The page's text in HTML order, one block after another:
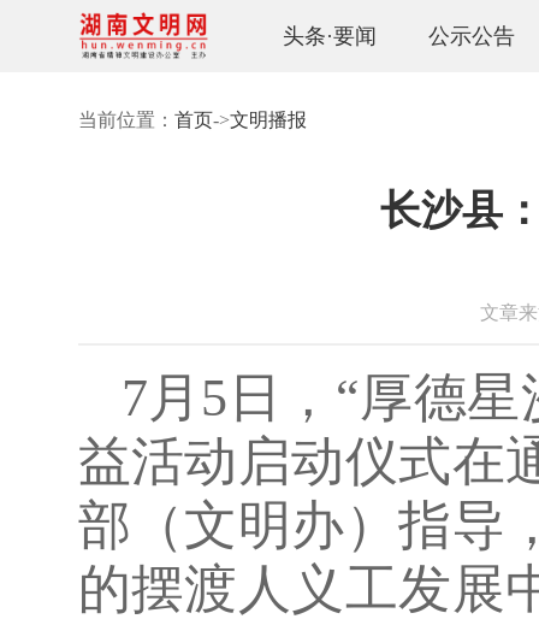
头条·要闻 公示公告
当前位置： 首页->文明播报
长沙县
文章来
7月5日，“厚德
益活动启动仪式在
部（文明办）指导
的摆渡人义工发展